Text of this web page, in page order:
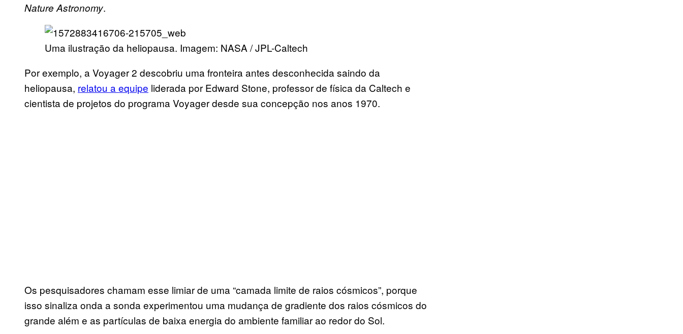
Nature Astronomy.
Uma ilustração da heliopausa. Imagem: NASA / JPL-Caltech
Por exemplo, a Voyager 2 descobriu uma fronteira antes desconhecida saindo da
heliopausa, relatou a equipe liderada por Edward Stone, professor de física da Caltech e
cientista de projetos do programa Voyager desde sua concepção nos anos 1970.
Os pesquisadores chamam esse limiar de uma “camada limite de raios cósmicos”, porque
isso sinaliza onda a sonda experimentou uma mudança de gradiente dos raios cósmicos do
grande além e as partículas de baixa energia do ambiente familiar ao redor do Sol.